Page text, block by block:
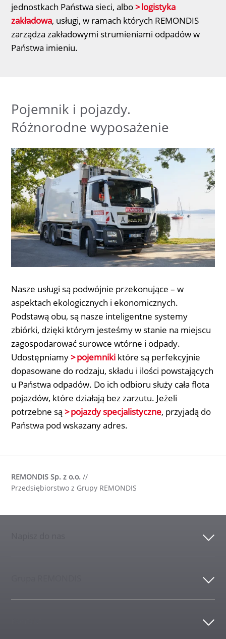
jednostkach Państwa sieci, albo
logistyka
zakładowa, usługi, w ramach których REMONDIS
zarządza zakładowymi strumieniami odpadów w
Państwa imieniu.
Pojemnik i pojazdy.
Różnorodne wyposażenie
Nasze usługi są podwójnie przekonujące – w
aspektach ekologicznych i ekonomicznych.
Podstawą obu, są nasze inteligentne systemy
zbiórki, dzięki którym jesteśmy w stanie na miejscu
zagospodarować surowce wtórne i odpady.
Udostępniamy
pojemnikiktóre są perfekcyjnie
dopasowane do rodzaju, składu i ilości powstających
u Państwa odpadów. Do ich odbioru służy cała flota
pojazdów, które działają bez zarzutu. Jeżeli
potrzebne są
pojazdy specjalistyczne, przyjadą do
Państwa pod wskazany adres.
REMONDIS Sp. z o.o. //
Przedsiębiorstwo z Grupy REMONDIS